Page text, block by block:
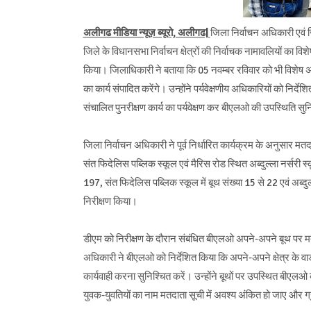
अलीगढ मीडिया न्यूज़ ब्यूरो, अलीगढ|जिला निर्वाचन अधिकारी एवं
जिले के विधानसभा निर्वाचन क्षेत्रों की निर्वाचक नामावलियों का
किया। जिलाधिकारी ने बताया कि 05 नवम्बर रविवार को भी
का कार्य संपादित करेंगे। उन्होंने पर्यवेक्षणीय अधिकारियों को
संचालित पुनरीक्षण कार्य का पर्यवेक्षण कर बीएलओ की उपस्थिति
जिला निर्वाचन अधिकारी ने पूर्व निर्धारित कार्यक्रम के अनुसार
संत फिदेलिस पब्लिक स्कूल एवं मैरिस रोड स्थित अब्दुल्ला नर्सरी
197, संत फिदेलिस पब्लिक स्कूल में बूथ संख्या 15 से 22 एवं
निरीक्षण किया।
डीएम को निरीक्षण के दौरान संबंधित बीएलओ अपने-अपने बूथ पर
अधिकारी ने बीएलओ को निर्देशित किया कि अपने-अपने क्षेत्र के
कार्यवाही करना सुनिश्चित करें। उन्होंने बूथों पर उपस्थित बीएलओ
युवक-युवतियों का नाम मतदाता सूची में अवश्य अंकित हो जाए और